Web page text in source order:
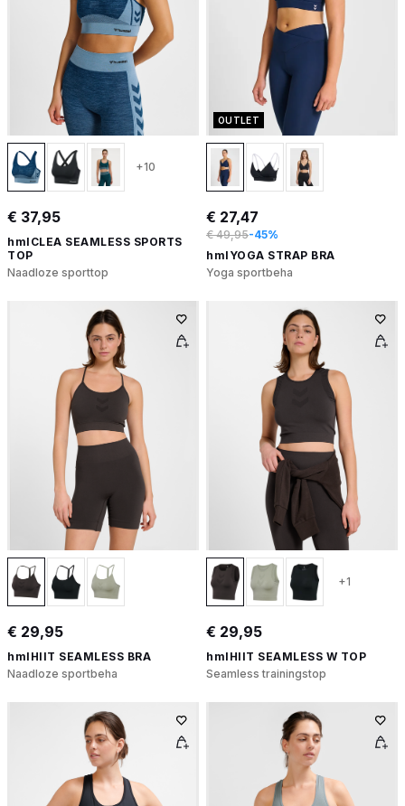
+10
€ 37,95
hmlCLEA SEAMLESS SPORTS
TOP
Naadloze sporttop
OUTLET
€ 27,47
€ 49,95-45%
hmlYOGA STRAP BRA
Yoga sportbeha
€ 29,95
hmlHIIT SEAMLESS BRA
Naadloze sportbeha
+1
€ 29,95
hmlHIIT SEAMLESS W TOP
Seamless trainingstop